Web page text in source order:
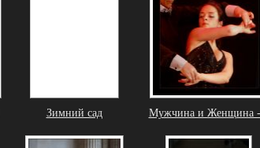
Зимний сад Мужчина и Женщина